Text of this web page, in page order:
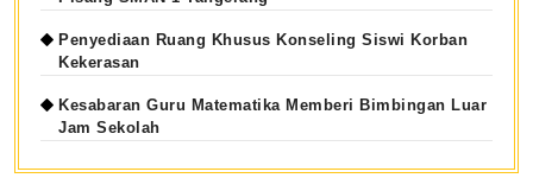
Penyediaan Ruang Khusus Konseling Siswi Korban
Kekerasan
Kesabaran Guru Matematika Memberi Bimbingan Luar
Jam Sekolah